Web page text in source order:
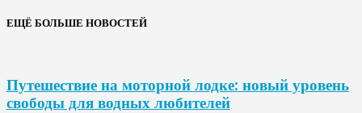
ЕЩЁ БОЛЬШЕ НОВОСТЕЙ
Путешествие на моторной лодке: новый уровень
свободы для водных любителей